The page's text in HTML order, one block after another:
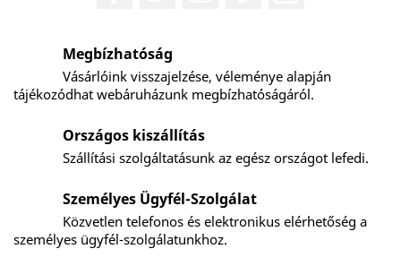
Megbízhatóság
Vásárlóink visszajelzése, véleménye alapján
tájékozódhat webáruházunk megbízhatóságáról.
Országos kiszállítás
Szállítási szolgáltatásunk az egész országot lefedi.
Személyes Ügyfél-Szolgálat
Közvetlen telefonos és elektronikus elérhetőség a
személyes ügyfél-szolgálatunkhoz.